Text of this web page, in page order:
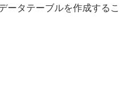
ータテーブルを作成するこ